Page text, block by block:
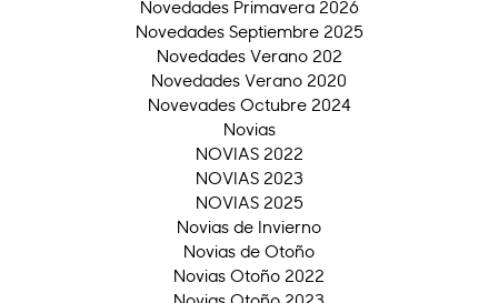
Novedades Primavera 2026
Novedades Septiembre 2025
Novedades Verano 202
Novedades Verano 2020
Novevades Octubre 2024
Novias
NOVIAS 2022
NOVIAS 2023
NOVIAS 2025
Novias de Invierno
Novias de Otoño
Novias Otoño 2022